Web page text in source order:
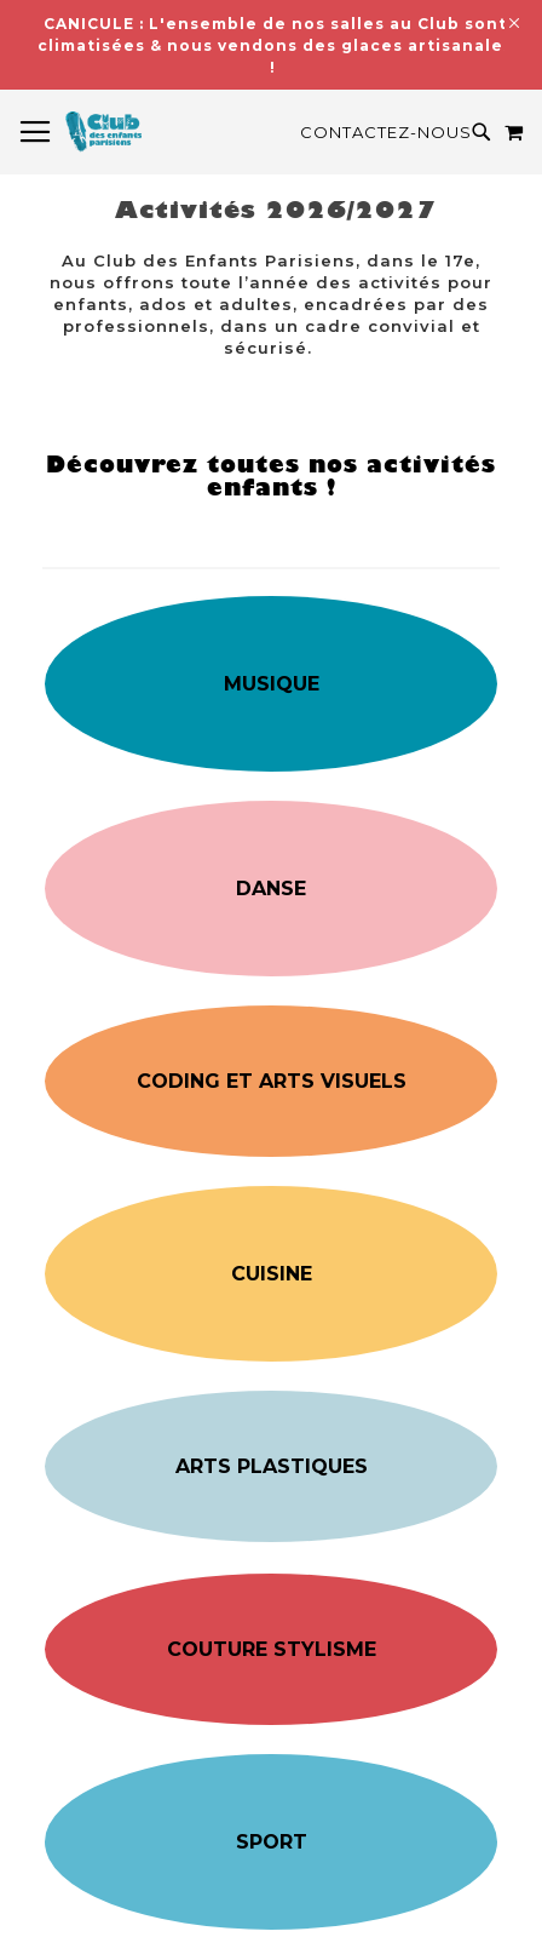
CANICULE : L'ensemble de nos salles au Club sont
climatisées & nous vendons des glaces artisanales
!
CONTACTEZ-NOUS
Activités 2026/2027
Au Club des Enfants Parisiens, dans le 17e,
nous offrons toute l’année des activités pour
enfants, ados et adultes, encadrées par des
professionnels, dans un cadre convivial et
sécurisé.
Découvrez toutes nos activités
enfants !
MUSIQUE
DANSE
CODING ET ARTS VISUELS
CUISINE
ARTS PLASTIQUES
COUTURE STYLISME
SPORT